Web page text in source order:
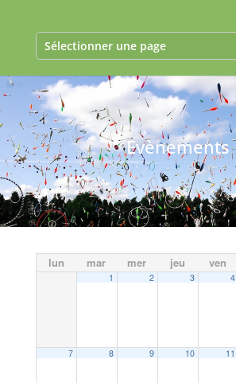
Sélectionner une page
Evènements
lun mar mer jeu ven
1 2 3 4
7 8 9 10 11